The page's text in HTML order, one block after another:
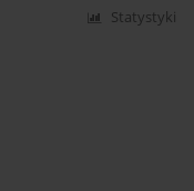
Statystyki